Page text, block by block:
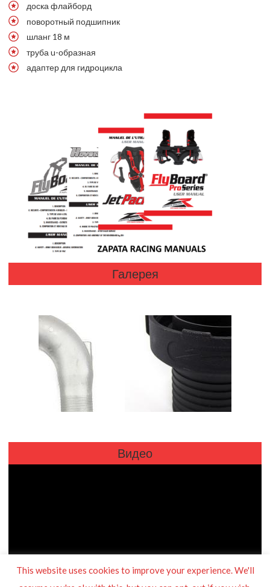
доска флайборд
поворотный подшипник
шланг 18 м
труба u-образная
адаптер для гидроцикла
Галерея
Видео
This website uses cookies to improve your experience. We'll